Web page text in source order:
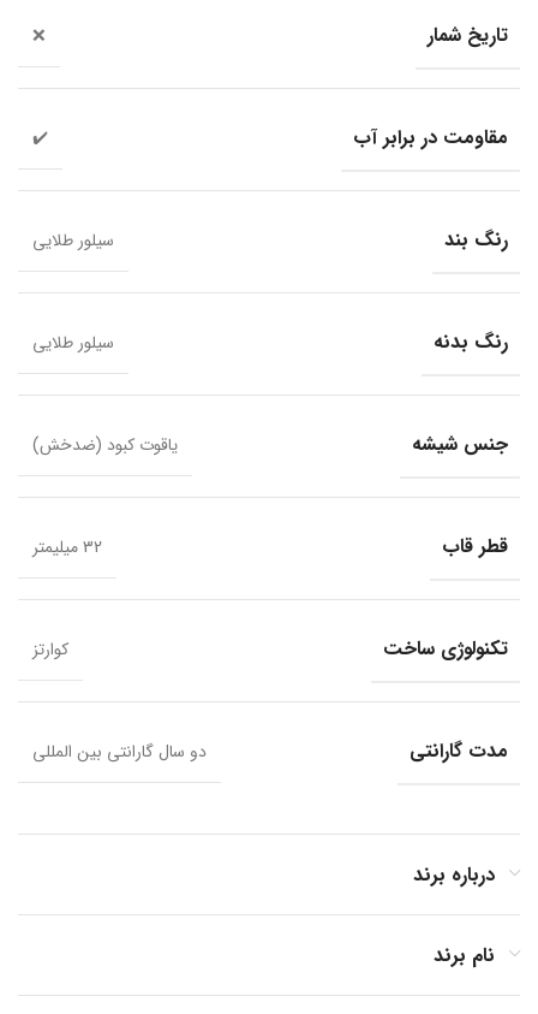
تاریخ شمار ❌
مقاومت در برابر آب ✔️
رنگ بند سیلور طلایی
رنگ بدنه سیلور طلایی
جنس شیشه یاقوت کبود (ضدخش)
قطر قاب 32 میلیمتر
تکنولوژی ساخت کوارتز
مدت گارانتی دو سال گارانتی بین المللی
درباره برند
نام برند